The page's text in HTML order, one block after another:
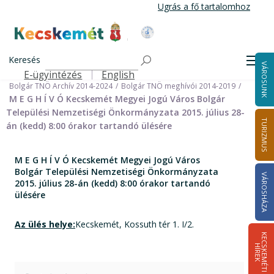
tartalomra
Ugrás a fő tartalomhoz
Kecskemét Város Honlapja
Keresés
Felső navigáció
E-ügyintézés English VÁROSUNK
TURIZMUS
VÁROSHÁZA
K
E
C
S
K
E
M
É
T
I
HÍ
R
E
K
Önkormányzat
Nemzetiségi Önkormányzatok
Bolgár Települési Nemzetiségi Önkormányzat
Bolgár TNÖ Archív 2014-2024
Bolgár TNÖ meghívói 2014-2019
M E G H Í V Ó Kecskemét Megyei Jogú Város Bolgár
Települési Nemzetiségi Önkormányzata 2015. július 28-
án (kedd) 8:00 órakor tartandó ülésére
M E G H Í V Ó Kecskemét Megyei Jogú Város
Bolgár Települési Nemzetiségi Önkormányzata
2015. július 28-án (kedd) 8:00 órakor tartandó
ülésére
Az ülés helye:Kecskemét, Kossuth tér 1. I/2.